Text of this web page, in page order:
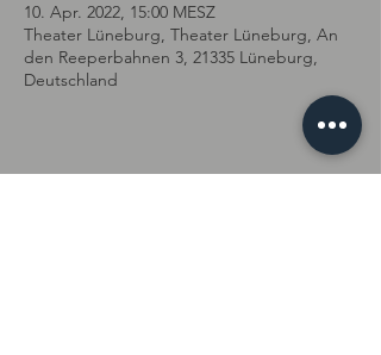
10. Apr. 2022, 15:00 MESZ
Theater Lüneburg, Theater Lüneburg, An
den Reeperbahnen 3, 21335 Lüneburg,
Deutschland